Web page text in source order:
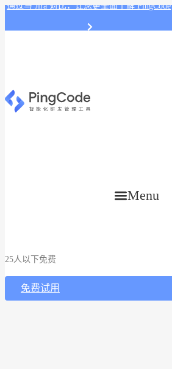
通过与 Jira 对比，让您更全面了解 PingCode
Menu
25人以下免费
免费试用